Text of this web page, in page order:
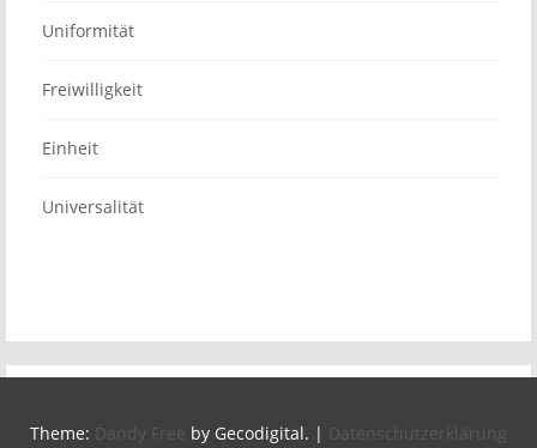
Uniformität
Freiwilligkeit
Einheit
Universalität
Theme: Dandy Free by Gecodigital. | Datenschutzerklärung